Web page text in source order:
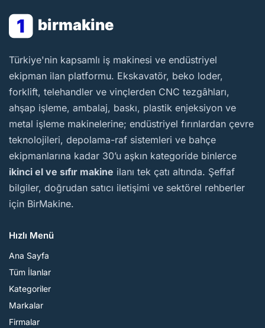
1 birmakine
BirMakine
Türkiye'nin kapsamlı iş makinesi ve endüstriyel
ekipman ilan platformu. Ekskavatör, beko loder,
forklift, telehandler ve vinçlerden CNC tezgâhları,
ahşap işleme, ambalaj, baskı, plastik enjeksiyon ve
metal işleme makinelerine; endüstriyel fırınlardan çevre
teknolojileri, depolama-raf sistemleri ve bahçe
ekipmanlarına kadar 30’u aşkın kategoride binlerce
ikinci el ve sıfır makine ilanı tek çatı altında. Şeffaf
bilgiler, doğrudan satıcı iletişimi ve sektörel rehberler
için BirMakine.
Hızlı Menü
Ana Sayfa
Tüm İlanlar
Kategoriler
Markalar
Firmalar